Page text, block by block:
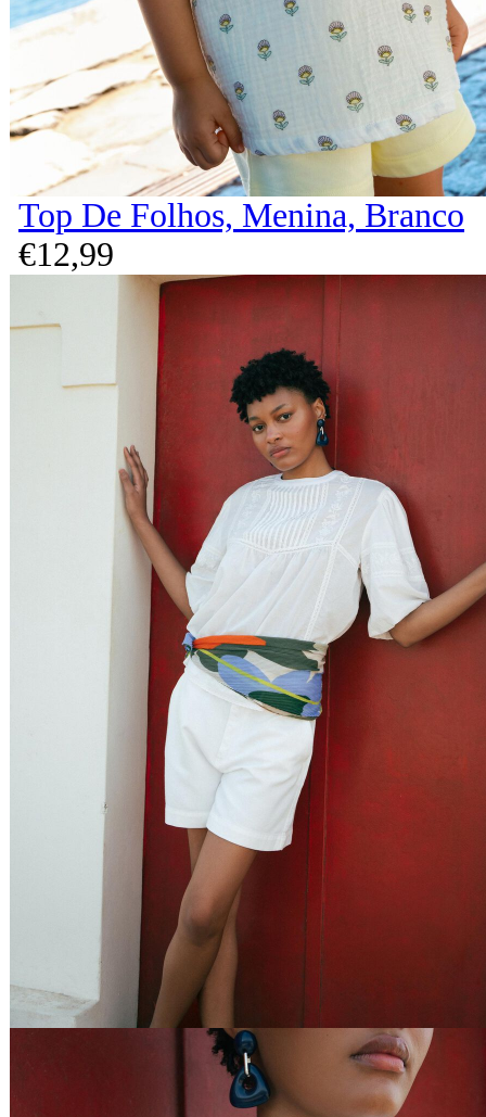
Top De Folhos, Menina, Branco
€12,99